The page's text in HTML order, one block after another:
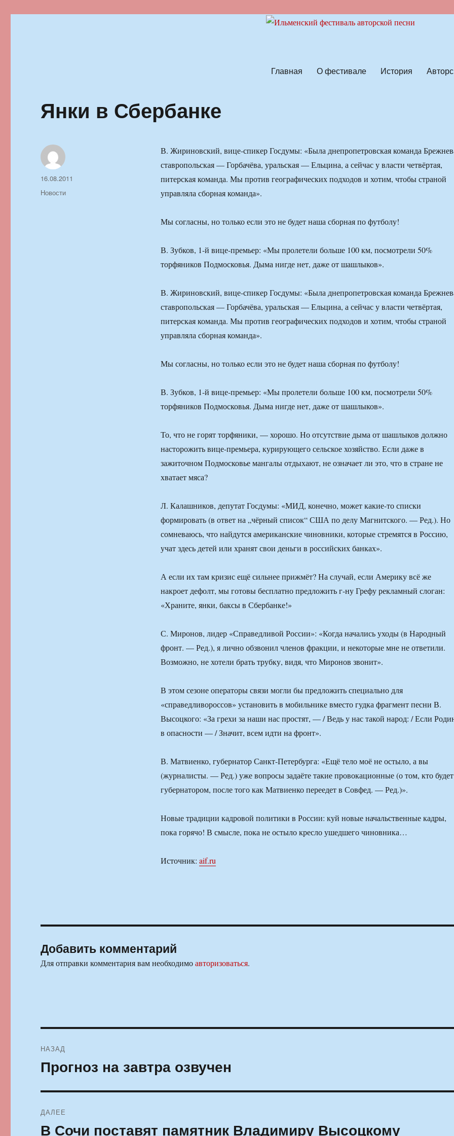
Главная О фестивале История
Янки в Сбербанке
В. Жириновский, вице-спикер Госдумы: «Была днепропетровская команда
ставропольская — Горбачёва, уральская — Ельцина, а сейчас у власти четвёртая,
питерская команда. Мы против географических подходов и хотим, чтобы страной
управляла сборная команда».
Мы согласны, но только если это не будет наша сборная по футболу!
В. Зубков, 1-й вице-премьер: «Мы пролетели больше 100 км, посмотрели 50%
торфяников Подмосковья. Дыма нигде нет, даже от шашлыков».
В. Жириновский, вице-спикер Госдумы: «Была днепропетровская команда
ставропольская — Горбачёва, уральская — Ельцина, а сейчас у власти четвёртая,
питерская команда. Мы против географических подходов и хотим, чтобы страной
управляла сборная команда».
Мы согласны, но только если это не будет наша сборная по футболу!
В. Зубков, 1-й вице-премьер: «Мы пролетели больше 100 км, посмотрели 50%
торфяников Подмосковья. Дыма нигде нет, даже от шашлыков».
То, что не горят торфяники, — хорошо. Но отсутствие дыма от шашлыков должно
насторожить вице-премьера, курирующего сельское хозяйство. Если даже в
зажиточном Подмосковье мангалы отдыхают, не означает ли это, что в стране не
хватает мяса?
Л. Калашников, депутат Госдумы: «МИД, конечно, может какие-то списки
формировать (в ответ на „чёрный список“ США по делу Магнитского. — Ред.). Но
сомневаюсь, что найдутся американские чиновники, которые стремятся в Россию,
учат здесь детей или хранят свои деньги в российских банках».
А если их там кризис ещё сильнее прижмёт? На случай, если Америку всё же
накроет дефолт, мы готовы бесплатно предложить г-ну Грефу рекламный слоган:
«Храните, янки, баксы в Сбербанке!»
С. Миронов, лидер «Справедливой России»: «Когда начались уходы (в Народный
фронт. — Ред.), я лично обзвонил членов фракции, и некоторые мне не ответили.
Возможно, не хотели брать трубку, видя, что Миронов звонит».
В этом сезоне операторы связи могли бы предложить специально для
«справедливороссов» установить в мобильнике вместо гудка фрагмент песни В.
Высоцкого: «За грехи за наши нас простят, — / Ведь у нас такой народ: / Если
в опасности — / Значит, всем идти на фронт».
В. Матвиенко, губернатор Санкт-Петербурга: «Ещё тело моё не остыло, а вы
(журналисты. — Ред.) уже вопросы задаёте такие провокационные (о том, кто будет
губернатором, после того как Матвиенко переедет в Совфед. — Ред.)».
Новые традиции кадровой политики в России: куй новые начальственные кадры,
пока горячо! В смысле, пока не остыло кресло ушедшего чиновника…
Источник: aif.ru
Автор
Опубликовано
16.08.2011
Рубрики
Новости
Добавить комментарий
Для отправки комментария вам необходимоавторизоваться.
по
НАЗАД
Предыдущая
запись:
Прогноз на завтра озвучен
ДАЛЕЕ
Следующая
В Сочи поставят памятник Владимиру Высоцкому